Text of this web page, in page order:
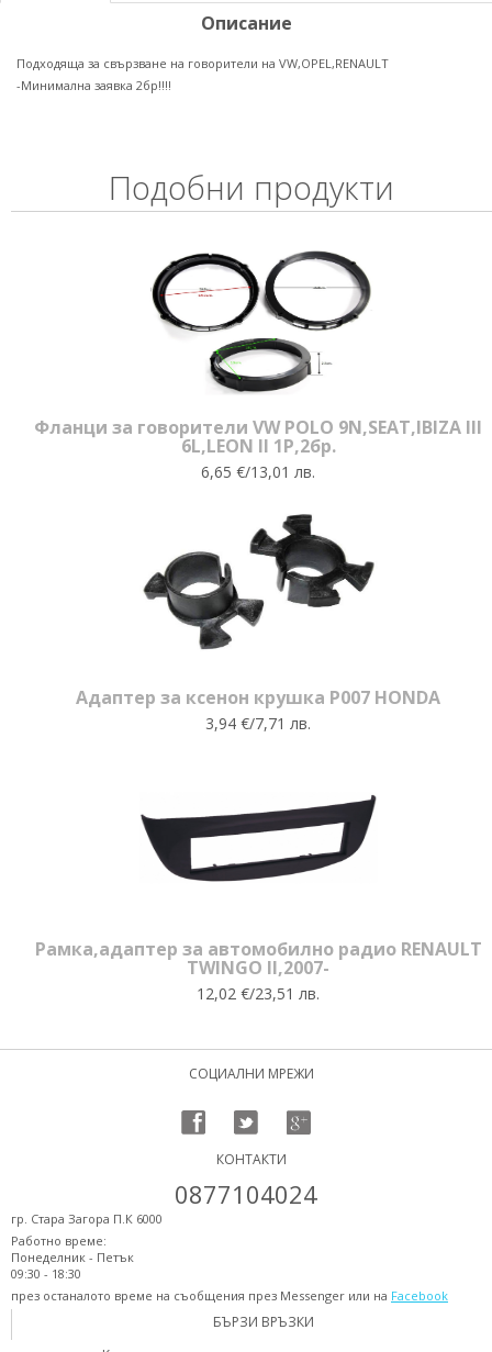
Описание
Подходяща за свързване на говорители на VW,OPEL,RENAULT
-Минимална заявка 2бр!!!!
Подобни продукти
Фланци за говорители VW POLO 9N,SEAT,IBIZA III
6L,LEON II 1P,2бр.
6,65 €/13,01 лв.
Адаптер за ксенон крушка P007 HONDA
3,94 €/7,71 лв.
Рамка,адаптер за автомобилно радио RENAULT
TWINGO II,2007-
12,02 €/23,51 лв.
СОЦИАЛНИ МРЕЖИ
КОНТАКТИ
0877104024
гр. Стара Загора П.К 6000
Работно време:
Понеделник - Петък
09:30 - 18:30
през останалото време на съобщения през Messenger или на Facebook
БЪРЗИ ВРЪЗКИ